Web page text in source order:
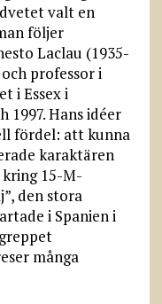
valt en
följer
Laclau (1935-
professor i
i Essex i
1997. Hans idéer
fördel: att kunna
karaktären
15-M-
den stora
i Spanien i
många